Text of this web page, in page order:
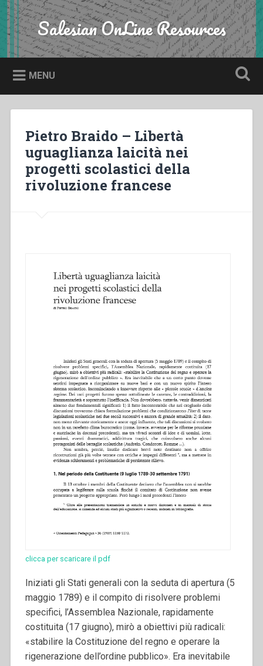
Skip
to
content
Search Salesian OnLine Resources
MENU
Pietro Braido – Libertà
uguaglianza laicità nei
progetti scolastici della
rivoluzione francese
clicca per scaricare il pdf
Iniziati gli Stati generali con la seduta di apertura (5
maggio 1789) e il compito di risolvere problemi
specifici, l’Assemblea Nazionale, rapidamente
costituita (17 giugno), mirò a obiettivi più radicali:
«stabilire la Costituzione del regno e operare la
rigenerazione dell’ordine pubblico». Era inevitabile